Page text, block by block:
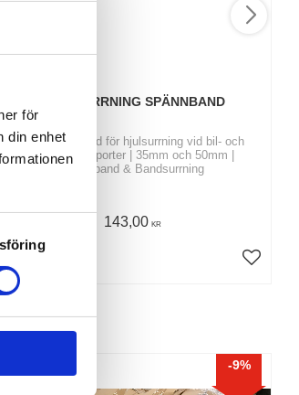
för
din enhet
HJULSURRNING SPÄNNBAND
Köp spännband för hjulsurrning vid bil- och
fordonstransporter | 35mm och 50mm |
Spännband & Bandsurrning
143,00 KR
9%